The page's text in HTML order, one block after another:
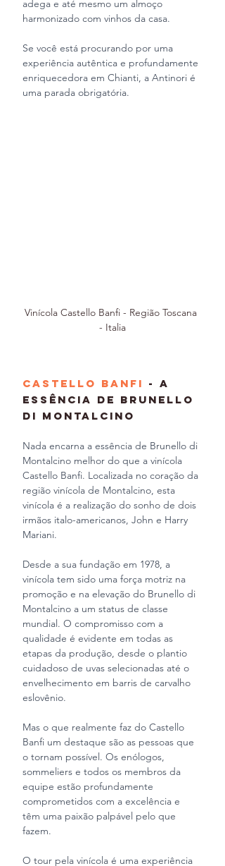
adega e até mesmo um almoço
harmonizado com vinhos da casa.
Se você está procurando por uma
experiência autêntica e profundamente
enriquecedora em Chianti, a Antinori é
uma parada obrigatória.
Vinícola Castello Banfi - Região Toscana
- Italia
Castello Banfi - A
Essência de Brunello
di Montalcino
Nada encarna a essência de Brunello di
Montalcino melhor do que a vinícola
Castello Banfi. Localizada no coração da
região vinícola de Montalcino, esta
vinícola é a realização do sonho de dois
irmãos italo-americanos, John e Harry
Mariani.
Desde a sua fundação em 1978, a
vinícola tem sido uma força motriz na
promoção e na elevação do Brunello di
Montalcino a um status de classe
mundial. O compromisso com a
qualidade é evidente em todas as
etapas da produção, desde o plantio
cuidadoso de uvas selecionadas até o
envelhecimento em barris de carvalho
eslovênio.
Mas o que realmente faz do Castello
Banfi um destaque são as pessoas que
o tornam possível. Os enólogos,
sommeliers e todos os membros da
equipe estão profundamente
comprometidos com a excelência e
têm uma paixão palpável pelo que
fazem.
O tour pela vinícola é uma experiência